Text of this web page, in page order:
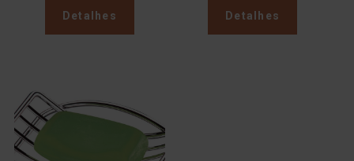
Detalhes Detalhes